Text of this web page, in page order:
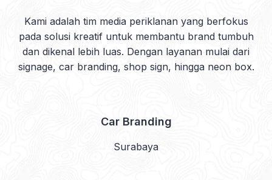
Kami adalah tim media periklanan yang berfokus
pada solusi kreatif untuk membantu brand tumbuh
dan dikenal lebih luas. Dengan layanan mulai dari
signage, car branding, shop sign, hingga neon box.
Car Branding
Surabaya